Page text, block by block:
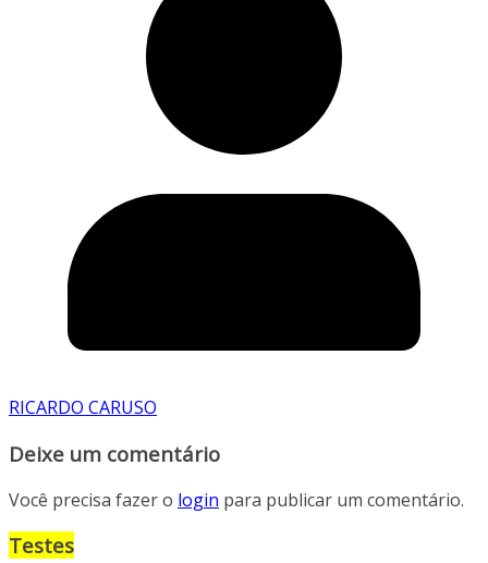
RICARDO CARUSO
Deixe um comentário
Você precisa fazer o login para publicar um comentário.
Testes